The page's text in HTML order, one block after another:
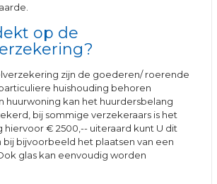
op de
zijn de goederen/ roerende
huishouding behoren
huurwoning kan het huurdersbelang
bij sommige verzekeraars is het
hiervoor € 2500,-- uiteraard kunt U dit
bijvoorbeeld het plaatsen van een
glas kan eenvoudig worden